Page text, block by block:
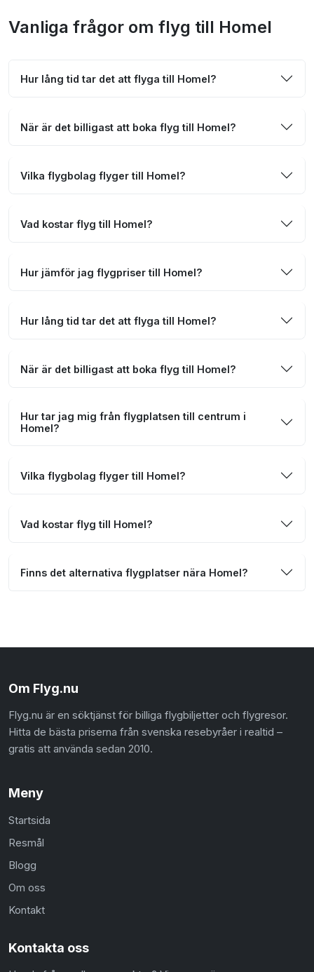
Vanliga frågor om flyg till Homel
Hur lång tid tar det att flyga till Homel?
När är det billigast att boka flyg till Homel?
Vilka flygbolag flyger till Homel?
Vad kostar flyg till Homel?
Hur jämför jag flygpriser till Homel?
Hur lång tid tar det att flyga till Homel?
När är det billigast att boka flyg till Homel?
Hur tar jag mig från flygplatsen till centrum i
Homel?
Vilka flygbolag flyger till Homel?
Vad kostar flyg till Homel?
Finns det alternativa flygplatser nära Homel?
Om Flyg.nu
Flyg.nu är en söktjänst för billiga flygbiljetter och flygresor.
Hitta de bästa priserna från svenska resebyråer i realtid –
gratis att använda sedan 2010.
Meny
Startsida
Resmål
Blogg
Om oss
Kontakt
Kontakta oss